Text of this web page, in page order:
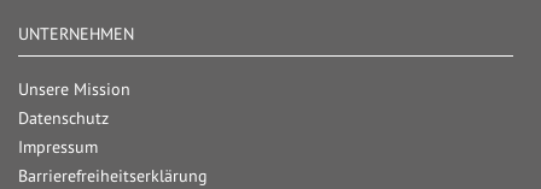
UNTERNEHMEN
Unsere Mission
Datenschutz
Impressum
Barrierefreiheitserklärung